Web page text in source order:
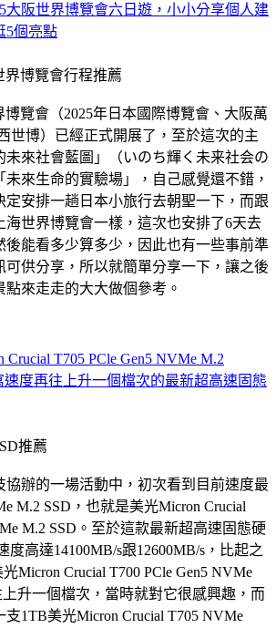
大阪世界博覽會六日遊，小小分享個人建
5個亮點
博覽會（2025年日本國際博覽會、大阪萬
世博）已經正式開展了，至於這次的主
未來社會藍圖」（いのち輝く未来社会の
來生命的實驗場」，自己感覺還不錯，
定安排一趟日本小旅行去朝聖一下，而跟
海世界博覽會一樣，這次也安排了6天去
後能看多少算多少，因此也有一些事前準
可供分享，所以就簡單分享一下，讓之後
來走走的大大做個參考。
Crucial T705 PCle Gen5 NVMe M.2
速度再往上升一個檔次的最新超高速固態
協辦的一場活動中，初次看到目前速度最
M.2 SSD，也就是美光Micron Crucial
M.2 SSD。至於這款最新超高速固態硬
度高達14100MB/s跟12600MB/s，比起之
Micron Crucial T700 PCle Gen5 NVMe
升一個檔次，當時就對它很感興趣，而
1TB美光Micron Crucial T705 NVMe